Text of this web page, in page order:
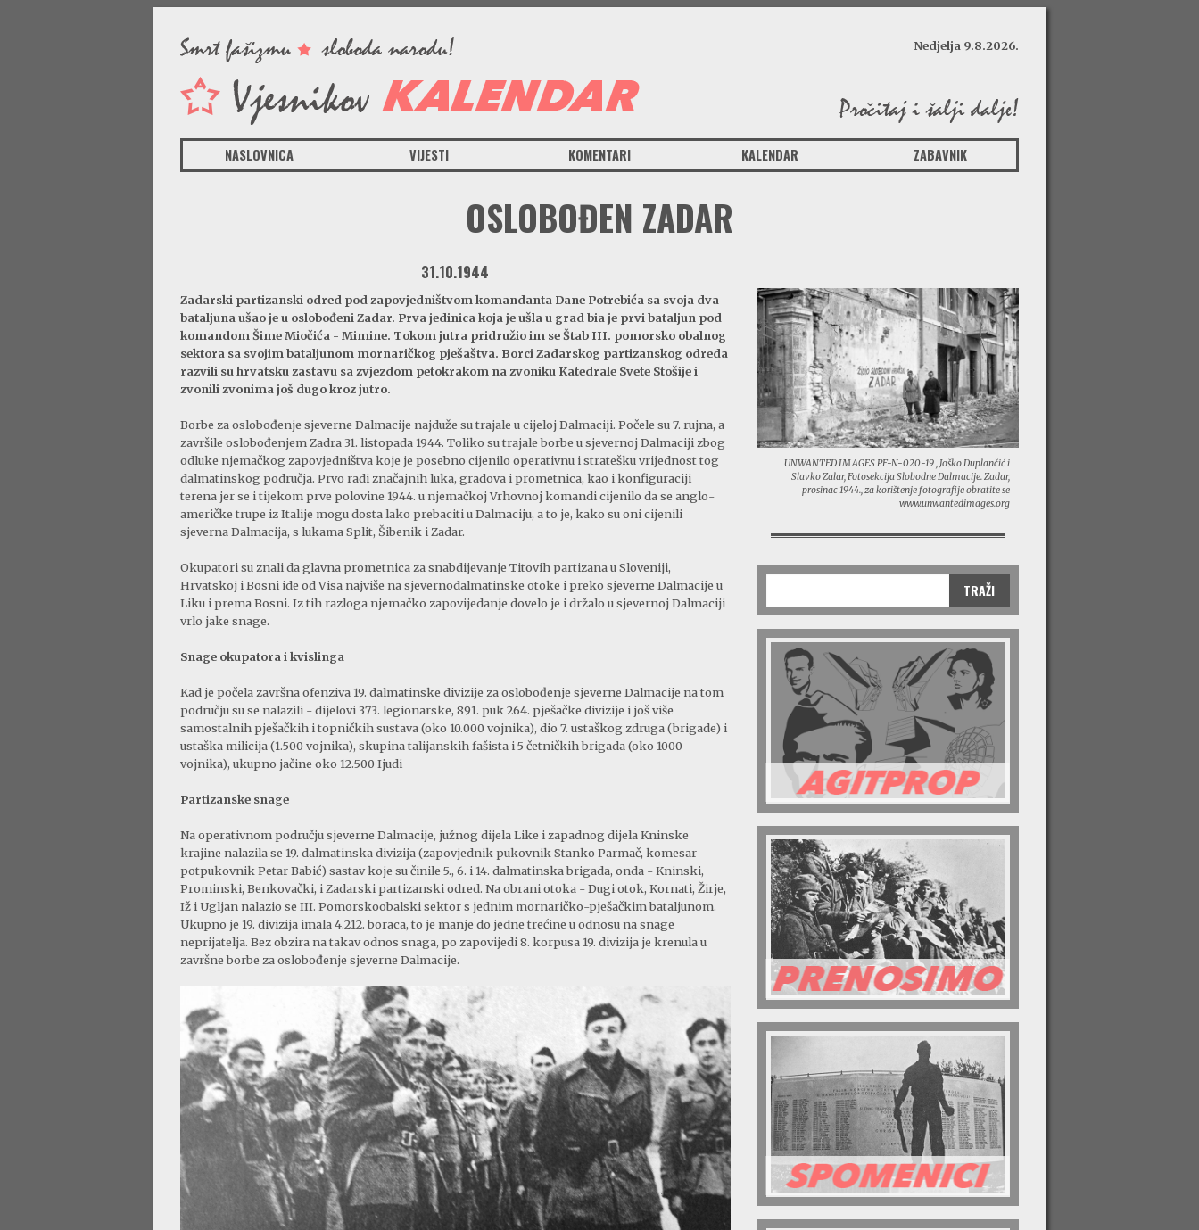
Nedjelja 9.8.2026.
NASLOVNICA VIJESTI KOMENTARI KALENDAR ZABAVNIK
OSLOBOĐEN ZADAR
31.10.1944
Zadarski partizanski odred pod zapovjedništvom komandanta Dane Potrebića sa svoja dva
bataljuna ušao je u oslobođeni Zadar. Prva jedinica koja je ušla u grad bia je prvi bataljun pod
komandom Šime Miočića - Mimine. Tokom jutra pridružio im se Štab III. pomorsko obalnog
sektora sa svojim bataljunom mornaričkog pješaštva. Borci Zadarskog partizanskog odreda
razvili su hrvatsku zastavu sa zvjezdom petokrakom na zvoniku Katedrale Svete Stošije i
zvonili zvonima još dugo kroz jutro.
Borbe za oslobođenje sjeverne Dalmacije najduže su trajale u cijeloj Dalmaciji. Počele su 7. rujna, a
završile oslobođenjem Zadra 31. listopada 1944. Toliko su trajale borbe u sjevernoj Dalmaciji zbog
odluke njemačkog zapovjedništva koje je posebno cijenilo operativnu i stratešku vrijednost tog
dalmatinskog područja. Prvo radi značajnih luka, gradova i prometnica, kao i konfiguraciji
terena jer se i tijekom prve polovine 1944. u njemačkoj Vrhovnoj komandi cijenilo da se anglo-
američke trupe iz Italije mogu dosta lako prebaciti u Dalmaciju, a to je, kako su oni cijenili
sjeverna Dalmacija, s lukama Split, Šibenik i Zadar.
Okupatori su znali da glavna prometnica za snabdijevanje Titovih partizana u Sloveniji,
Hrvatskoj i Bosni ide od Visa najviše na sjevernodalmatinske otoke i preko sjeverne Dalmacije u
Liku i prema Bosni. Iz tih razloga njemačko zapovijedanje dovelo je i držalo u sjevernoj Dalmaciji
vrlo jake snage.
Snage okupatora i kvislinga
Kad je počela završna ofenziva 19. dalmatinske divizije za oslobođenje sjeverne Dalmacije na tom
području su se nalazili - dijelovi 373. legionarske, 891. puk 264. pješačke divizije i još više
samostalnih pješačkih i topničkih sustava (oko 10.000 vojnika), dio 7. ustaškog zdruga (brigade) i
ustaška milicija (1.500 vojnika), skupina talijanskih fašista i 5 četničkih brigada (oko 1000
vojnika), ukupno jačine oko 12.500 Ijudi
Partizanske snage
Na operativnom području sjeverne Dalmacije, južnog dijela Like i zapadnog dijela Kninske
krajine nalazila se 19. dalmatinska divizija (zapovjednik pukovnik Stanko Parmač, komesar
potpukovnik Petar Babić) sastav koje su činile 5., 6. i 14. dalmatinska brigada, onda - Kninski,
Prominski, Benkovački, i Zadarski partizanski odred. Na obrani otoka - Dugi otok, Kornati, Žirje,
Iž i Ugljan nalazio se III. Pomorskoobalski sektor s jednim mornaričko-pješačkim bataljunom.
Ukupno je 19. divizija imala 4.212. boraca, to je manje do jedne trećine u odnosu na snage
neprijatelja. Bez obzira na takav odnos snaga, po zapovijedi 8. korpusa 19. divizija je krenula u
završne borbe za oslobođenje sjeverne Dalmacije.
UNWANTED IMAGES PF-N-020-19 , Joško Duplančić i
Slavko Zalar, Fotosekcija Slobodne Dalmacije. Zadar,
prosinac 1944., za korištenje fotografije obratite se
www.unwantedimages.org